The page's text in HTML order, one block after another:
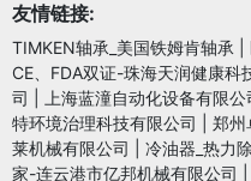
友情链接:
TIMKEN轴承_美国铁姆肯轴承
CE、FDA双证-珠海天润健康科
司
上海蓝潼自动化设备有限公
特环境治理科技有限公司
郑州
莱机械有限公司
冷油器_热力
家-连云港市亿邦机械有限公司